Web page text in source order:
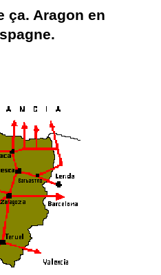
ça. Aragon en